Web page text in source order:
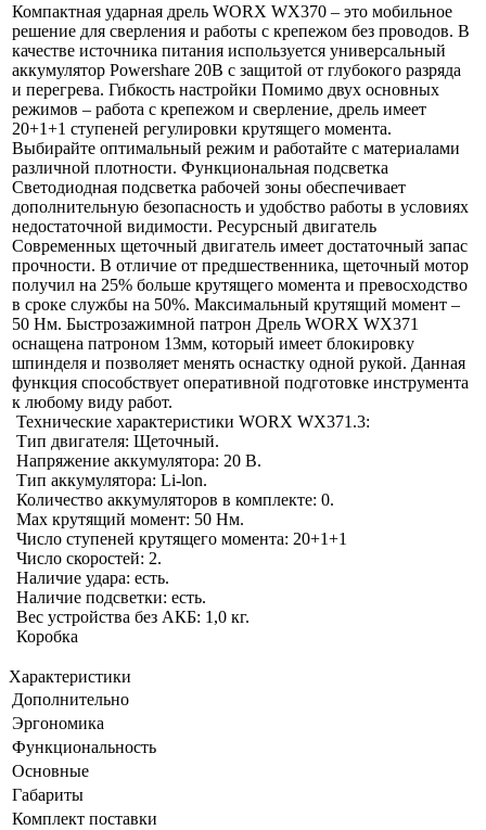
Компактная ударная дрель WORX WX370 – это мобильное
решение для сверления и работы с крепежом без проводов. В
качестве источника питания используется универсальный
аккумулятор Powershare 20В с защитой от глубокого разряда
и перегрева. Гибкость настройки Помимо двух основных
режимов – работа с крепежом и сверление, дрель имеет
20+1+1 ступеней регулировки крутящего момента.
Выбирайте оптимальный режим и работайте с материалами
различной плотности. Функциональная подсветка
Светодиодная подсветка рабочей зоны обеспечивает
дополнительную безопасность и удобство работы в условиях
недостаточной видимости. Ресурсный двигатель
Современных щеточный двигатель имеет достаточный запас
прочности. В отличие от предшественника, щеточный мотор
получил на 25% больше крутящего момента и превосходство
в сроке службы на 50%. Максимальный крутящий момент –
50 Нм. Быстрозажимной патрон Дрель WORX WX371
оснащена патроном 13мм, который имеет блокировку
шпинделя и позволяет менять оснастку одной рукой. Данная
функция способствует оперативной подготовке инструмента
к любому виду работ.
Технические характеристики WORX WX371.3:
Тип двигателя: Щеточный.
Напряжение аккумулятора: 20 В.
Тип аккумулятора: Li-lon.
Количество аккумуляторов в комплекте: 0.
Max крутящий момент: 50 Нм.
Число ступеней крутящего момента: 20+1+1
Число скоростей: 2.
Наличие удара: есть.
Наличие подсветки: есть.
Вес устройства без АКБ: 1,0 кг.
Коробка
Характеристики
Дополнительно
Эргономика
Функциональность
Основные
Габариты
Комплект поставки